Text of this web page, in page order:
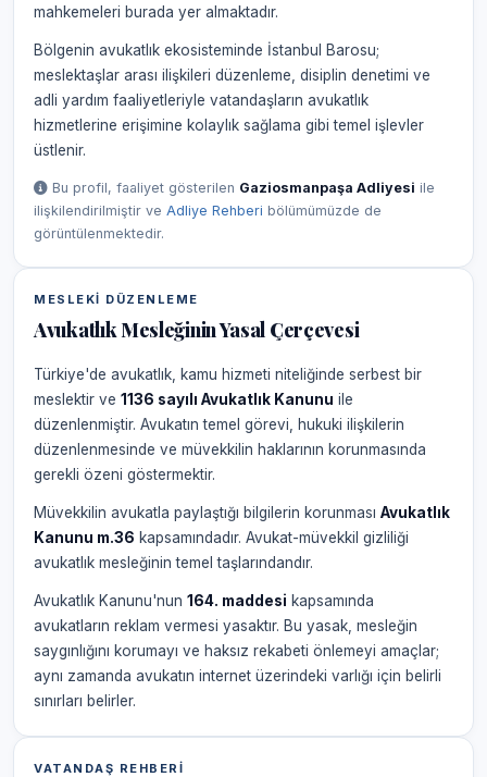
mahkemeleri burada yer almaktadır.
Bölgenin avukatlık ekosisteminde İstanbul Barosu;
meslektaşlar arası ilişkileri düzenleme, disiplin denetimi ve
adli yardım faaliyetleriyle vatandaşların avukatlık
hizmetlerine erişimine kolaylık sağlama gibi temel işlevler
üstlenir.
Bu profil, faaliyet gösterilen Gaziosmanpaşa Adliyesi ile
ilişkilendirilmiştir ve Adliye Rehberi bölümümüzde de
görüntülenmektedir.
MESLEKI DÜZENLEME
Avukatlık Mesleğinin Yasal Çerçevesi
Türkiye'de avukatlık, kamu hizmeti niteliğinde serbest bir
meslektir ve 1136 sayılı Avukatlık Kanunu ile
düzenlenmiştir. Avukatın temel görevi, hukuki ilişkilerin
düzenlenmesinde ve müvekkilin haklarının korunmasında
gerekli özeni göstermektir.
Müvekkilin avukatla paylaştığı bilgilerin korunması Avukatlık
Kanunu m.36 kapsamındadır. Avukat-müvekkil gizliliği
avukatlık mesleğinin temel taşlarındandır.
Avukatlık Kanunu'nun 164. maddesi kapsamında
avukatların reklam vermesi yasaktır. Bu yasak, mesleğin
saygınlığını korumayı ve haksız rekabeti önlemeyi amaçlar;
aynı zamanda avukatın internet üzerindeki varlığı için belirli
sınırları belirler.
VATANDAŞ REHBERI